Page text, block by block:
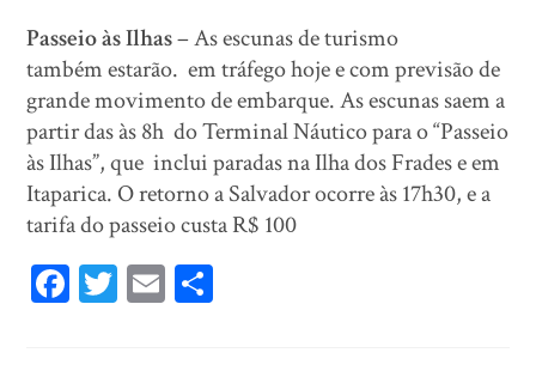
Passeio às Ilhas– As escunas de turismo
também estarão. em tráfego hoje e com previsão de
grande movimento de embarque. As escunas saem a
partir das às 8h do Terminal Náutico para o “Passeio
às Ilhas”, que inclui paradas na Ilha dos Frades e em
Itaparica. O retorno a Salvador ocorre às 17h30, e a
tarifa do passeio custa R$ 100
Fa T E